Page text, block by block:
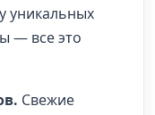
уникальных
— все это
Свежие